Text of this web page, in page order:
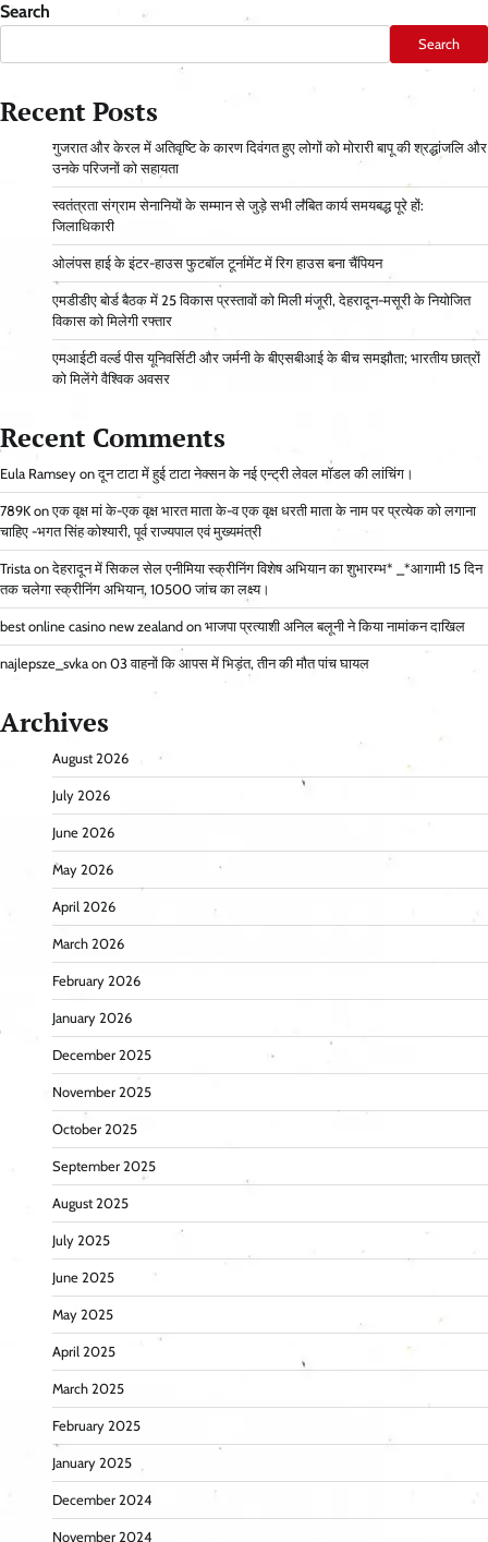
Search
Search
Recent Posts
गुजरात और केरल में अतिवृष्टि के कारण दिवंगत हुए लोगों को मोरारी बापू की श्रद्धांजलि और
उनके परिजनों को सहायता
स्वतंत्रता संग्राम सेनानियों के सम्मान से जुड़े सभी लंबित कार्य समयबद्ध पूरे हों:
जिलाधिकारी
ओलंपस हाई के इंटर-हाउस फुटबॉल टूर्नामेंट में रिग हाउस बना चैंपियन
एमडीडीए बोर्ड बैठक में 25 विकास प्रस्तावों को मिली मंजूरी, देहरादून-मसूरी के नियोजित
विकास को मिलेगी रफ्तार
एमआईटी वर्ल्ड पीस यूनिवर्सिटी और जर्मनी के बीएसबीआई के बीच समझौता; भारतीय छात्रों
को मिलेंगे वैश्विक अवसर
Recent Comments
Eula Ramsey onदून टाटा में हुई टाटा नेक्सन के नई एन्ट्री लेवल मॉडल की लांचिंग।
789K onएक वृक्ष मां के-एक वृक्ष भारत माता के-व एक वृक्ष धरती माता के नाम पर प्रत्येक को लगाना
चाहिए -भगत सिंह कोश्यारी, पूर्व राज्यपाल एवं मुख्यमंत्री
Trista onदेहरादून में सिकल सेल एनीमिया स्क्रीनिंग विशेष अभियान का शुभारम्भ* _*आगामी 15 दिन
तक चलेगा स्क्रीनिंग अभियान, 10500 जांच का लक्ष्य।
best online casino new zealand on भाजपा प्रत्याशी अनिल बलूनी ने किया नामांकन दाखिल
najlepsze_svka on 03 वाहनों कि आपस में भिड़ंत, तीन की मौत पांच घायल
Archives
August 2026
July 2026
June 2026
May 2026
April 2026
March 2026
February 2026
January 2026
December 2025
November 2025
October 2025
September 2025
August 2025
July 2025
June 2025
May 2025
April 2025
March 2025
February 2025
January 2025
December 2024
November 2024